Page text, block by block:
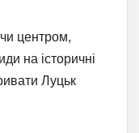
центром,
на історичні
Луцьк